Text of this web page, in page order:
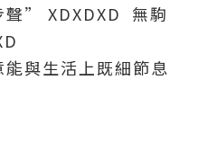
” XDXDXD 無駒
與生活上既細節息